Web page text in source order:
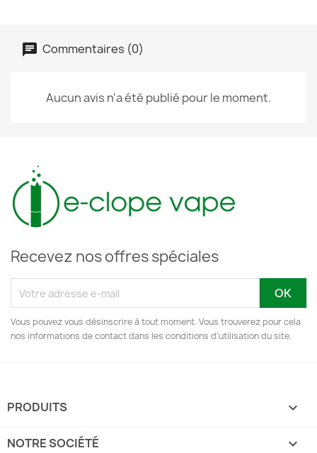
Commentaires (0)
Aucun avis n'a été publié pour le moment.
Recevez nos offres spéciales
Vous pouvez vous désinscrire à tout moment. Vous trouverez pour cela
nos informations de contact dans les conditions d'utilisation du site.
PRODUITS 
NOTRE SOCIÉTÉ 